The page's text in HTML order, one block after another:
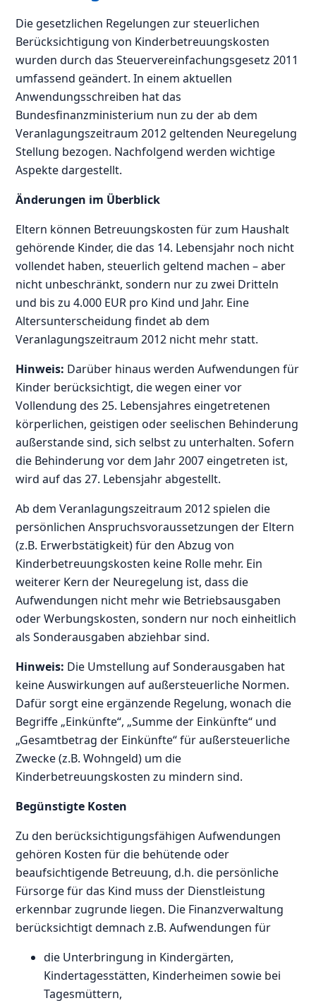
Die gesetzlichen Regelungen zur steuerlichen
Berücksichtigung von Kinderbetreuungskosten
wurden durch das Steuervereinfachungsgesetz 2011
umfassend geändert. In einem aktuellen
Anwendungsschreiben hat das
Bundesfinanzministerium nun zu der ab dem
Veranlagungszeitraum 2012 geltenden Neuregelung
Stellung bezogen. Nachfolgend werden wichtige
Aspekte dargestellt.
Änderungen im Überblick
Eltern können Betreuungskosten für zum Haushalt
gehörende Kinder, die das 14. Lebensjahr noch nicht
vollendet haben, steuerlich geltend machen – aber
nicht unbeschränkt, sondern nur zu zwei Dritteln
und bis zu 4.000 EUR pro Kind und Jahr. Eine
Altersunterscheidung findet ab dem
Veranlagungszeitraum 2012 nicht mehr statt.
Hinweis: Darüber hinaus werden Aufwendungen für
Kinder berücksichtigt, die wegen einer vor
Vollendung des 25. Lebensjahres eingetretenen
körperlichen, geistigen oder seelischen Behinderung
außerstande sind, sich selbst zu unterhalten. Sofern
die Behinderung vor dem Jahr 2007 eingetreten ist,
wird auf das 27. Lebensjahr abgestellt.
Ab dem Veranlagungszeitraum 2012 spielen die
persönlichen Anspruchsvoraussetzungen der Eltern
(z.B. Erwerbstätigkeit) für den Abzug von
Kinderbetreuungskosten keine Rolle mehr. Ein
weiterer Kern der Neuregelung ist, dass die
Aufwendungen nicht mehr wie Betriebsausgaben
oder Werbungskosten, sondern nur noch einheitlich
als Sonderausgaben abziehbar sind.
Hinweis: Die Umstellung auf Sonderausgaben hat
keine Auswirkungen auf außersteuerliche Normen.
Dafür sorgt eine ergänzende Regelung, wonach die
Begriffe „Einkünfte“, „Summe der Einkünfte“ und
„Gesamtbetrag der Einkünfte“ für außersteuerliche
Zwecke (z.B. Wohngeld) um die
Kinderbetreuungskosten zu mindern sind.
Begünstigte Kosten
Zu den berücksichtigungsfähigen Aufwendungen
gehören Kosten für die behütende oder
beaufsichtigende Betreuung, d.h. die persönliche
Fürsorge für das Kind muss der Dienstleistung
erkennbar zugrunde liegen. Die Finanzverwaltung
berücksichtigt demnach z.B. Aufwendungen für
die Unterbringung in Kindergärten,
Kindertagesstätten, Kinderheimen sowie bei
Tagesmüttern,